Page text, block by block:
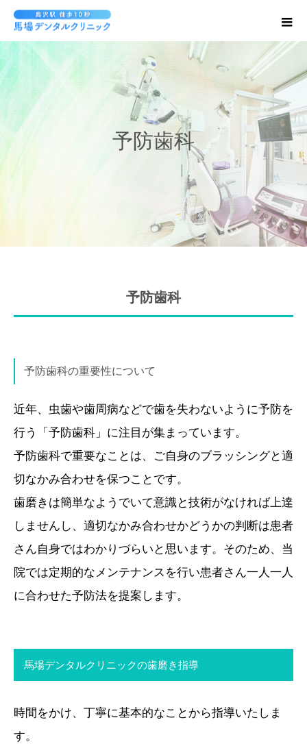
予防歯科
予防歯科
予防歯科の重要性について
近年、虫歯や歯周病などで歯を失わないように予防を
行う「予防歯科」に注目が集まっています。
予防歯科で重要なことは、ご自身のブラッシングと適
切なかみ合わせを保つことです。
歯磨きは簡単なようでいて意識と技術がなければ上達
しませんし、適切なかみ合わせかどうかの判断は患者
さん自身ではわかりづらいと思います。そのため、当
院では定期的なメンテナンスを行い患者さん一人一人
に合わせた予防法を提案します。
馬場デンタルクリニックの歯磨き指導
時間をかけ、丁寧に基本的なことから指導いたしま
す。